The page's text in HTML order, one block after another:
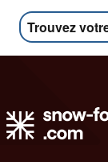
Trouvez